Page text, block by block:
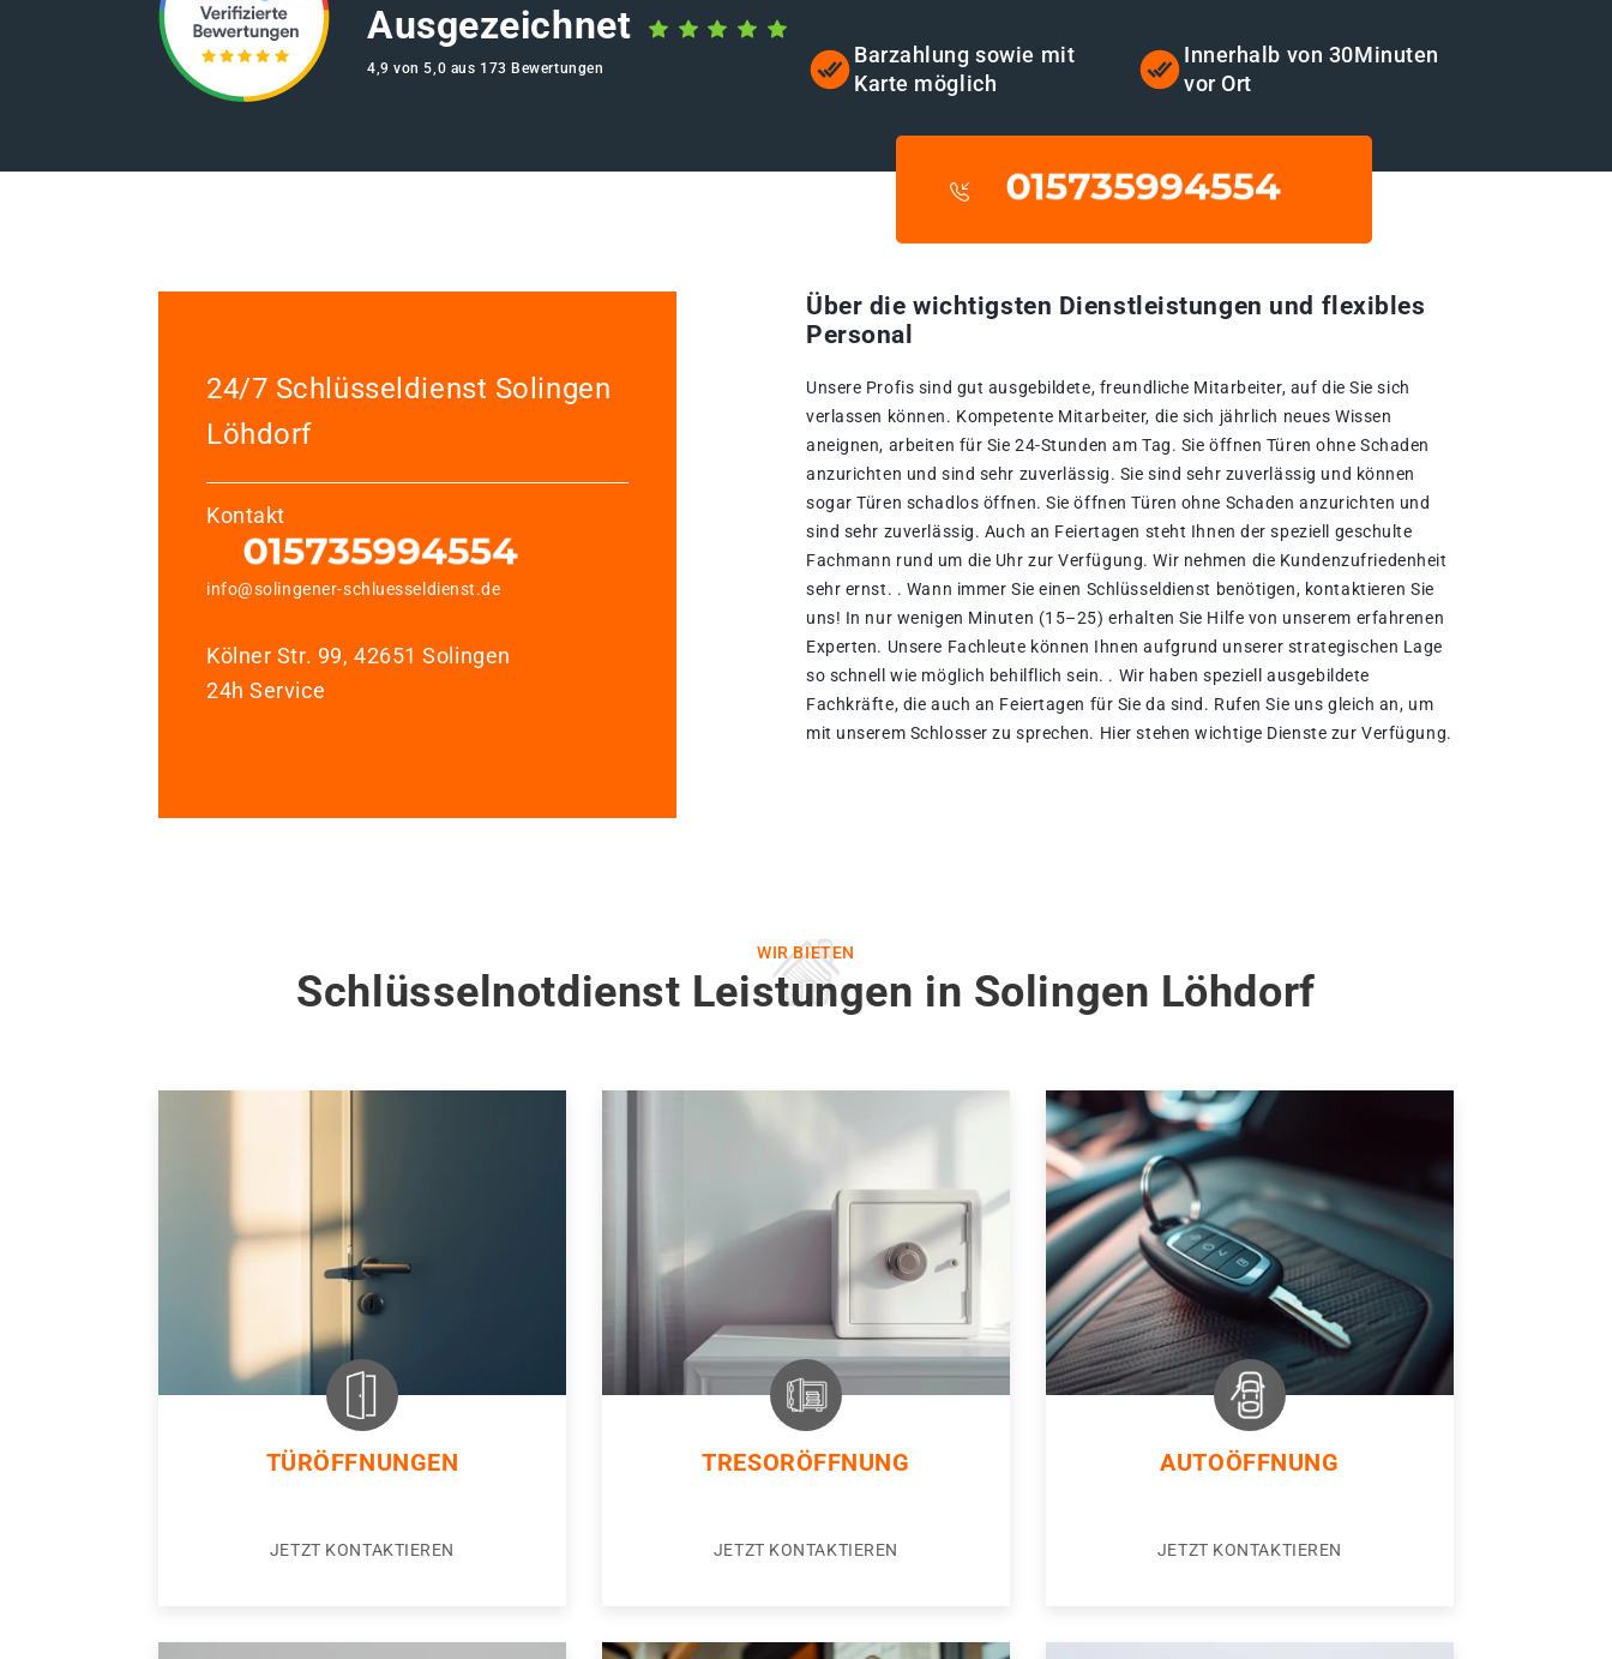
Ausgezeichnet
4,9 von 5,0 aus 173 Bewertungen
Barzahlung sowie mit
Karte möglich
Innerhalb von 30Minuten
vor Ort
24/7 Schlüsseldienst Solingen
Löhdorf
Kontakt
info@solingener-schluesseldienst.de
Kölner Str. 99, 42651 Solingen
24h Service
Über die wichtigsten Dienstleistungen und flexibles
Personal
Unsere Profis sind gut ausgebildete, freundliche Mitarbeiter, auf die Sie sich
verlassen können. Kompetente Mitarbeiter, die sich jährlich neues Wissen
aneignen, arbeiten für Sie 24-Stunden am Tag. Sie öffnen Türen ohne Schaden
anzurichten und sind sehr zuverlässig. Sie sind sehr zuverlässig und können
sogar Türen schadlos öffnen. Sie öffnen Türen ohne Schaden anzurichten und
sind sehr zuverlässig. Auch an Feiertagen steht Ihnen der speziell geschulte
Fachmann rund um die Uhr zur Verfügung. Wir nehmen die Kundenzufriedenheit
sehr ernst. . Wann immer Sie einen Schlüsseldienst benötigen, kontaktieren Sie
uns! In nur wenigen Minuten (15–25) erhalten Sie Hilfe von unserem erfahrenen
Experten. Unsere Fachleute können Ihnen aufgrund unserer strategischen Lage
so schnell wie möglich behilflich sein. . Wir haben speziell ausgebildete
Fachkräfte, die auch an Feiertagen für Sie da sind. Rufen Sie uns gleich an, um
mit unserem Schlosser zu sprechen. Hier stehen wichtige Dienste zur Verfügung.
WIR BIETEN
Schlüsselnotdienst Leistungen in Solingen Löhdorf
TÜRÖFFNUNGEN
JETZT KONTAKTIEREN
TRESORÖFFNUNG
JETZT KONTAKTIEREN
AUTOÖFFNUNG
JETZT KONTAKTIEREN